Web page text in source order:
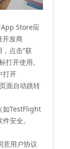
Store应
开发商
点击“获
打开使用。
打开
面自动跳转
如TestFlight
安全。
意用户协议